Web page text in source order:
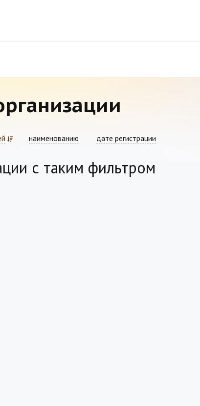
наименованию дате регистрации
с таким фильтром